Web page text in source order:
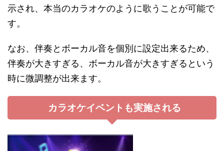
示され、本当のカラオケのように歌うことが可能で
す。
なお、伴奏とボーカル音を個別に設定出来るため、
伴奏が大きすぎる、ボーカル音が大きすぎるという
時に微調整が出来ます。
カラオケイベントも実施される